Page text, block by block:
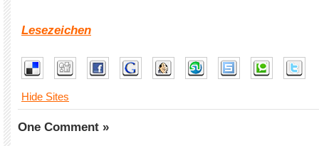
Lesezeichen
Hide Sites
One Comment »